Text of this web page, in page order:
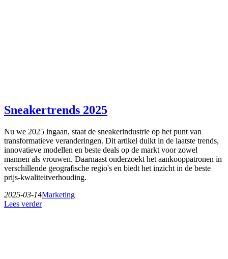
Sneakertrends 2025
Nu we 2025 ingaan, staat de sneakerindustrie op het punt van
transformatieve veranderingen. Dit artikel duikt in de laatste trends,
innovatieve modellen en beste deals op de markt voor zowel
mannen als vrouwen. Daarnaast onderzoekt het aankooppatronen in
verschillende geografische regio's en biedt het inzicht in de beste
prijs-kwaliteitverhouding.
2025-03-14Marketing
Lees verder